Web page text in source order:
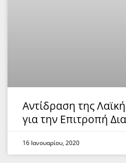
Αντίδραση της
για την Επιτροπή
16 Ιανουαρίου, 2020